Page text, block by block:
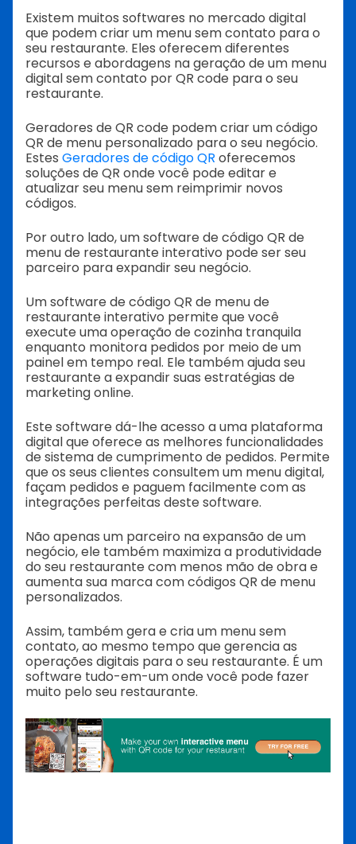
Existem muitos softwares no mercado digital
que podem criar um menu sem contato para o
seu restaurante. Eles oferecem diferentes
recursos e abordagens na geração de um menu
digital sem contato por QR code para o seu
restaurante.
Geradores de QR code podem criar um código
QR de menu personalizado para o seu negócio.
Estes Geradores de código QR oferecemos
soluções de QR onde você pode editar e
atualizar seu menu sem reimprimir novos
códigos.
Por outro lado, um software de código QR de
menu de restaurante interativo pode ser seu
parceiro para expandir seu negócio.
Um software de código QR de menu de
restaurante interativo permite que você
execute uma operação de cozinha tranquila
enquanto monitora pedidos por meio de um
painel em tempo real. Ele também ajuda seu
restaurante a expandir suas estratégias de
marketing online.
Este software dá-lhe acesso a uma plataforma
digital que oferece as melhores funcionalidades
de sistema de cumprimento de pedidos. Permite
que os seus clientes consultem um menu digital,
façam pedidos e paguem facilmente com as
integrações perfeitas deste software.
Não apenas um parceiro na expansão de um
negócio, ele também maximiza a produtividade
do seu restaurante com menos mão de obra e
aumenta sua marca com códigos QR de menu
personalizados.
Assim, também gera e cria um menu sem
contato, ao mesmo tempo que gerencia as
operações digitais para o seu restaurante. É um
software tudo-em-um onde você pode fazer
muito pelo seu restaurante.